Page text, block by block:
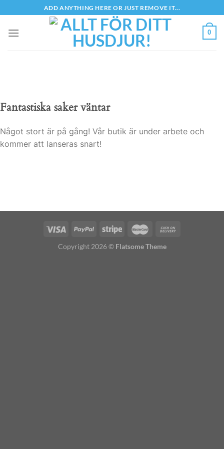
to
content
ADD ANYTHING HERE OR JUST REMOVE IT...
0
Fantastiska saker väntar
Något stort är på gång! Vår butik är under arbete och
kommer att lanseras snart!
Copyright 2026 © Flatsome Theme